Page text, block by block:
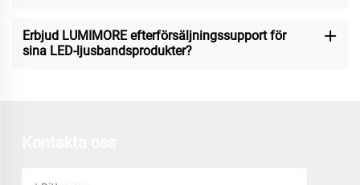
Erbjud LUMIMORE efterförsäljningssupport för
sina LED-ljusbandsprodukter?